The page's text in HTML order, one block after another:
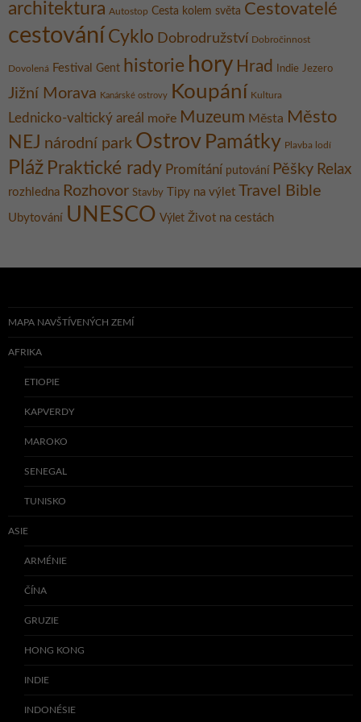
architektura Autostop Cesta kolem světa Cestovatelé
cestování Cyklo Dobrodružství Dobročinnost
Dovolená Festival Gent historie hory Hrad Indie Jezero
Jižní Morava Kanárské ostrovy Koupání Kultura
Lednicko-valtický areál moře Muzeum Města Město
NEJ národní park Ostrov Památky Plavba lodí
Pláž Praktické rady Promítání putování Pěšky Relax
rozhledna Rozhovor Stavby Tipy na výlet Travel Bible
Ubytování UNESCO Výlet Život na cestách
MAPA NAVŠTÍVENÝCH ZEMÍ
AFRIKA
ETIOPIE
KAPVERDY
MAROKO
SENEGAL
TUNISKO
ASIE
ARMÉNIE
ČÍNA
GRUZIE
HONG KONG
INDIE
INDONÉSIE